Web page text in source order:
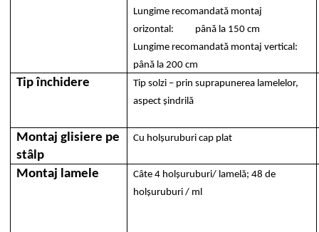
Lungime recomandată montaj
orizontal: până la 150 cm
Lungime recomandată montaj vertical:
până la 200 cm
Tip închidere
Tip solzi – prin suprapunerea lamelelor,
aspect șindrilă
Montaj glisiere pe
stâlp
Cu holșuruburi cap plat
Montaj lamele
Câte 4 holșuruburi/ lamelă; 48 de
holșuruburi / ml